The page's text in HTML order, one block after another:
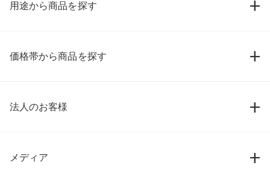
用途から商品を探す
価格帯から商品を探す
法人のお客様
メディア